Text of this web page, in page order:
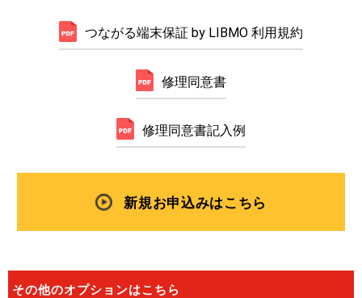
つながる端末保証 by LIBMO 利用規約
修理同意書
修理同意書記入例
新規お申込みはこちら
その他のオプションはこちら